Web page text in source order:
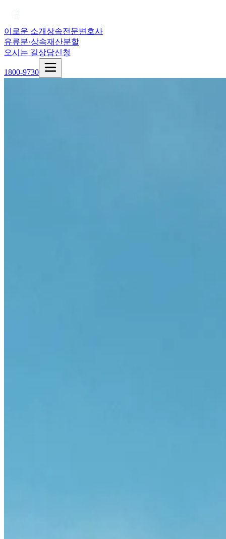
이로운 소개상속전문변호사
유류분·상속재산분할
오시는 길상담신청
1800-9730